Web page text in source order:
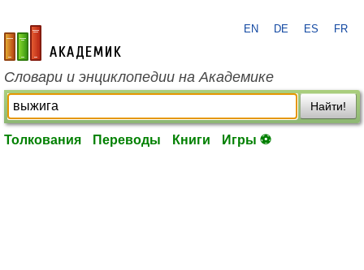
academic.ru
EN DE ES FR
Словари и энциклопедии на Академике
Найти!
Толкования Переводы Книги Игры ⚽